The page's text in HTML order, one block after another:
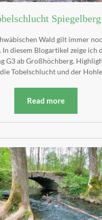
Spiegelberg
Wald gilt immer
In diesem Blogartikel zeige ich
G3 ab Großhöchberg.
Tobelschlucht und der
Read more